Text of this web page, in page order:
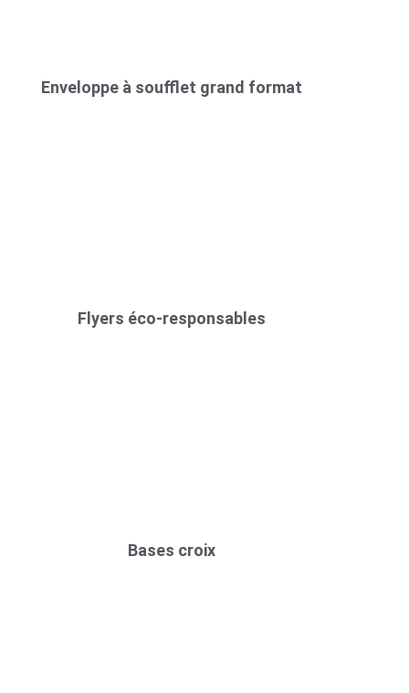
Enveloppe à soufflet grand format
Flyers éco-responsables
Bases croix